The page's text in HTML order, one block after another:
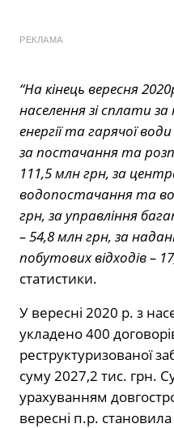
РЕКЛАМА
“На кінець вересня
населення зі сплати
енергії та гарячої
за постачання та
111,5 млн грн, за
водопостачання та
грн, за управління
– 54,8 млн грн, за
побутових відходів –
статистики.
У вересні 2020 р. з
укладено 400
реструктуризованої
суму 2027,2 тис. грн.
урахуванням
вересні п.р.